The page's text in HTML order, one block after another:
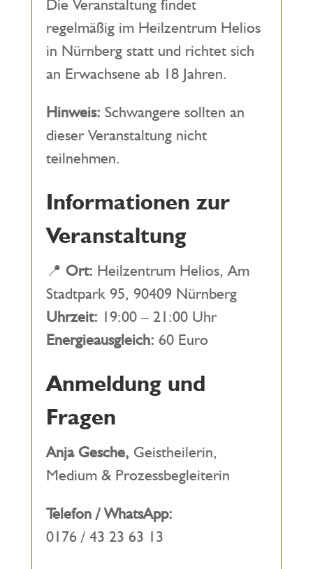
Die Veranstaltung findet
regelmäßig im Heilzentrum Helios
in Nürnberg statt und richtet sich
an Erwachsene ab 18 Jahren.
Hinweis: Schwangere sollten an
dieser Veranstaltung nicht
teilnehmen.
Informationen zur
Veranstaltung
📍 Ort: Heilzentrum Helios, Am
Stadtpark 95, 90409 Nürnberg
Uhrzeit: 19:00 – 21:00 Uhr
Energieausgleich: 60 Euro
Anmeldung und
Fragen
Anja Gesche, Geistheilerin,
Medium & Prozessbegleiterin
Telefon / WhatsApp:
0176 / 43 23 63 13